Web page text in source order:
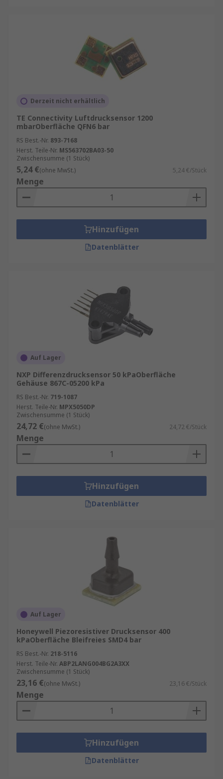
Derzeit nicht erhältlich
TE Connectivity Luftdrucksensor 1200
mbarOberfläche QFN6 bar
RS Best.-Nr. 893-7168
Herst. Teile-Nr. MS563702BA03-50
Zwischensumme (1 Stück)
5,24 €(ohne MwSt.) 5,24 €/Stück
Menge
Hinzufügen
Datenblätter
Auf Lager
NXP Differenzdrucksensor 50 kPaOberfläche
Gehäuse 867C-05200 kPa
RS Best.-Nr. 719-1087
Herst. Teile-Nr. MPX5050DP
Zwischensumme (1 Stück)
24,72 €(ohne MwSt.) 24,72 €/Stück
Menge
Hinzufügen
Datenblätter
Auf Lager
Honeywell Piezoresistiver Drucksensor 400
kPaOberfläche Bleifreies SMD4 bar
RS Best.-Nr. 218-5116
Herst. Teile-Nr. ABP2LANG004BG2A3XX
Zwischensumme (1 Stück)
23,16 €(ohne MwSt.) 23,16 €/Stück
Menge
Hinzufügen
Datenblätter